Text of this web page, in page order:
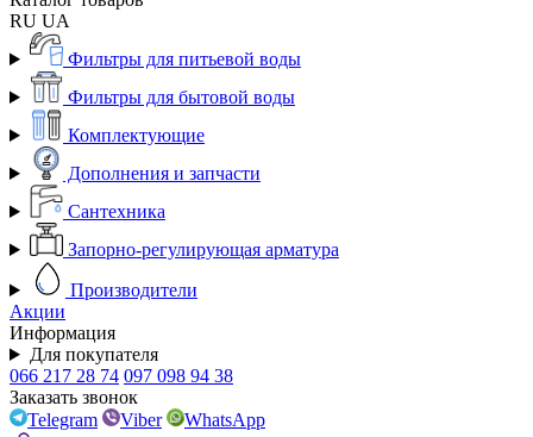
RU UA
Фильтры для питьевой воды
Фильтры для бытовой воды
Комплектующие
Дополнения и запчасти
Сантехника
Запорно-регулирующая арматура
Производители
Акции
Информация
Для покупателя
066 217 28 74 097 098 94 38
Заказать звонок
Telegram
Viber WhatsApp